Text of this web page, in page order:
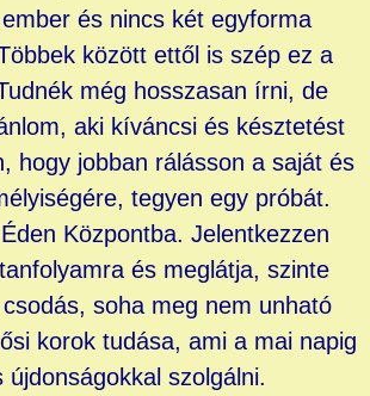
és nincs két egyforma
között ettől is szép ez a
még hosszasan írni, de
aki kíváncsi és késztetést
hogy jobban rálásson a saját és
tegyen egy próbát.
Központba. Jelentkezzen
és meglátja, szinte
soha meg nem unható
korok tudása, ami a mai napig
újdonságokkal szolgálni.